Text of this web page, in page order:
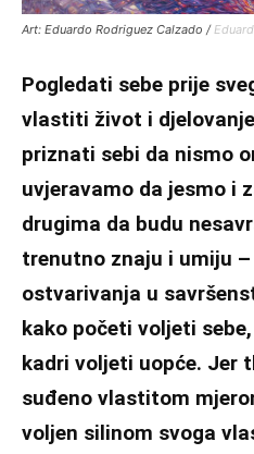
Art: Eduardo Rodriguez Calzado /
Pogledati sebe prije
vlastiti život i
priznati sebi da nismo
uvjeravamo da jesmo i
drugima da budu
trenutno znaju i umiju
ostvarivanja u
kako početi voljeti
kadri voljeti uopće. Jer
suđeno vlastitom
voljen silinom svoga